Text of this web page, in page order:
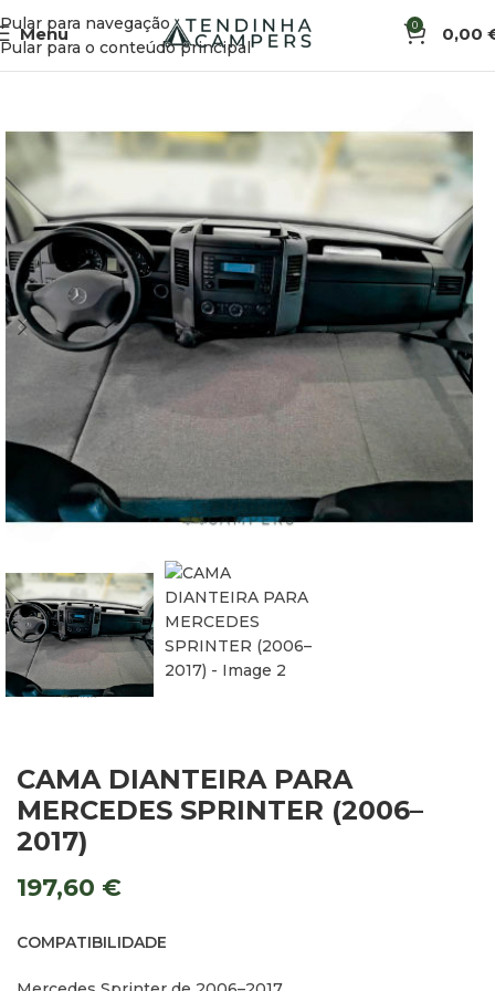
Pular para navegação
Pular para o conteúdo principal
Menu 0 0,00
Início Acessórios de Veículo Camas e Colchões
CAMA DIANTEIRA PARA
MERCEDES SPRINTER (2006–
2017)
197,60 €
COMPATIBILIDADE